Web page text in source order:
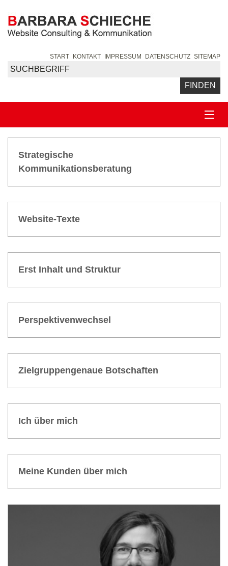
START KONTAKT IMPRESSUM DATENSCHUTZ SITEMAP
LEISTUNGEN
Strategische Kommunikationsberatung
METHODEN
Erst Inhalt und Struktur
Perspektivenwechsel
Zielgruppengenaue Botschaften
BARBARA SCHIECHE
Kontakt
Strate­gische
Kommu­nikations­beratung
Website-Texte
Erst Inhalt und Struktur
Perspek­tiven­wechsel
Ziel­gruppen­genaue Bot­schaften
Ich über mich
Meine Kunden über mich